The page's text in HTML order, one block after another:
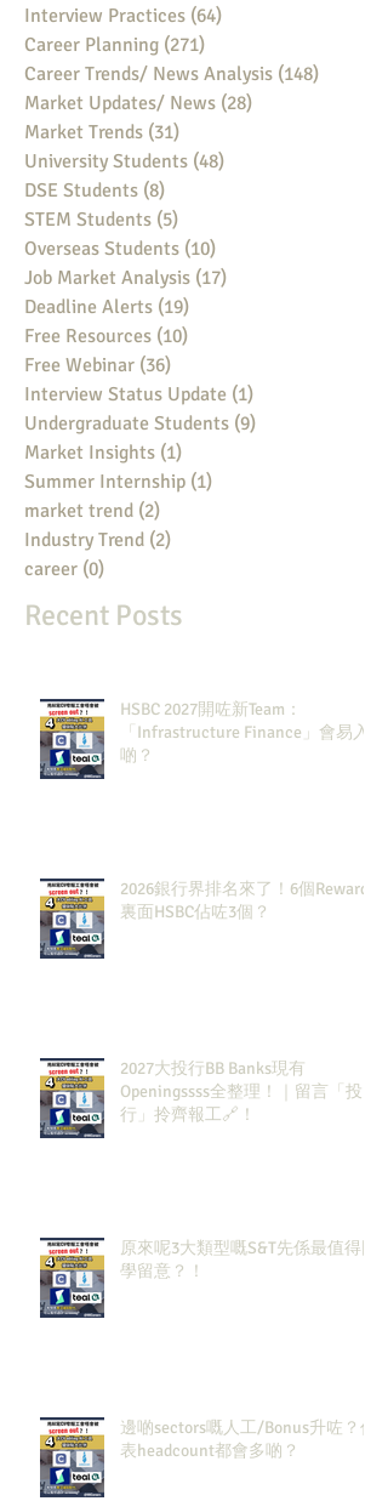
Interview Practices (64)
Career Planning (271)
Career Trends/ News Analysis (148)
Market Updates/ News (28)
Market Trends (31)
University Students (48)
DSE Students (8)
STEM Students (5)
Overseas Students (10)
Job Market Analysis (17)
Deadline Alerts (19)
Free Resources (10)
Free Webinar (36)
Interview Status Update (1)
Undergraduate Students (9)
Market Insights (1)
Summer Internship (1)
market trend (2)
Industry Trend (2)
career (0)
Recent Posts
HSBC 2027開咗新Team：
「Infrastructure Finance」會易入
啲？
2026銀行界排名來了！6個Rewards
裏面HSBC佔咗3個？
2027大投行BB Banks現有
Openingssss全整理！｜留言「投
行」拎齊報工🔗！
原來呢3大類型嘅S&T先係最值得同
學留意？！
邊啲sectors嘅人工/Bonus升咗？代
表headcount都會多啲？